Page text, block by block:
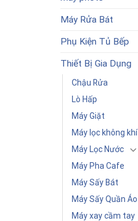
Máy Rửa Bát
Phụ Kiện Tủ Bếp
Thiết Bị Gia Dụng
Chậu Rửa
Lò Hấp
Máy Giặt
Máy lọc không khí
Máy Lọc Nước
Máy Pha Cafe
Máy Sấy Bát
Máy Sấy Quần Áo
Máy xay cầm tay